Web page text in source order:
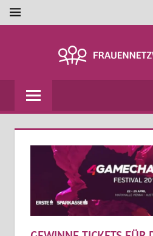
Zum
Inhalt
MENÜ